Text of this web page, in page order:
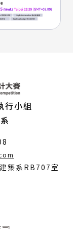
行小組
開
築系RB707室